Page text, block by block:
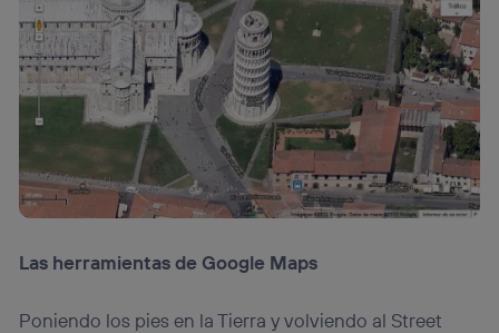
Las herramientas de Google Maps
Poniendo los pies en la Tierra y volviendo al Street
visitando el portal de privacidad de Utiq
(“consenthub”) . Para más información, consulta
la política de privacidad de Utiq